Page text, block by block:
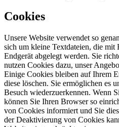
Cookies
Unsere Website verwendet so
sich um kleine Textdateien, die
Endgerät abgelegt werden. Sie
nutzen Cookies dazu, unser
Einige Cookies bleiben auf Ihrem
diese löschen. Sie ermöglichen es
Besuch wiederzuerkennen. Wenn
können Sie Ihren Browser so
von Cookies informiert und Sie
der Deaktivierung von Cookies